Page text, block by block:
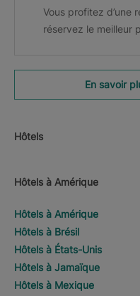
Vous profitez d’une
réservez le meilleur
En savoir
Hôtels
Hôtels à Amérique
Hôtels à Amérique
Hôtels à Brésil
Hôtels à États-Unis
Hôtels à Jamaïque
Hôtels à Mexique